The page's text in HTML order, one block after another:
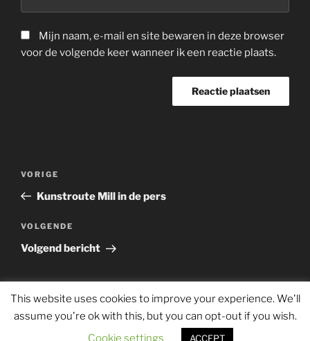
Mijn naam, e-mail en site bewaren in deze browser
voor de volgende keer wanneer ik een reactie plaats.
Vorig
bericht
VORIGE
Kunstroute Mill in de pers
Volgend
bericht
VOLGENDE
Volgend bericht
This website uses cookies to improve your experience. We'll
assume you're ok with this, but you can opt-out if you wish.
Cookie settings
ACCEPT